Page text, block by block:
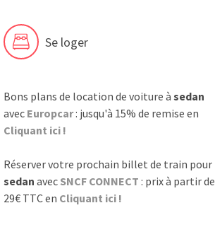
Se loger
Bons plans de location de voiture à sedan
avec Europcar: jusqu'à 15% de remise en
Cliquant ici !
Réserver votre prochain billet de train pour
sedan avec SNCF CONNECT : prix à partir de
29€ TTC en Cliquant ici !